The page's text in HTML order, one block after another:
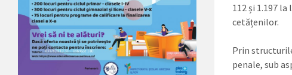
112 și 1.197
cetățenilor.
Prin
penale, sub